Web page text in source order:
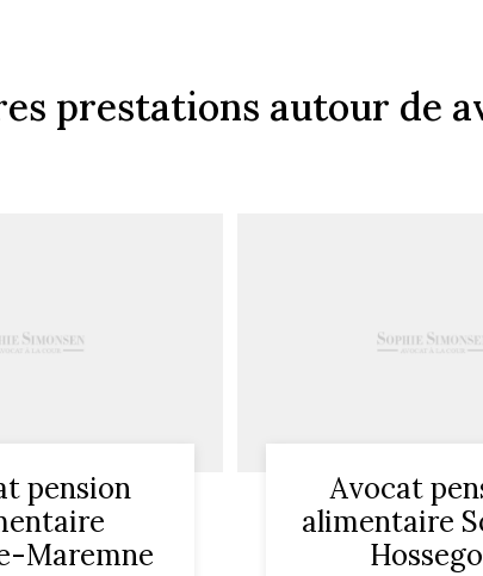
prestations autour de
pension
Maremne
Avocat
alimentaire